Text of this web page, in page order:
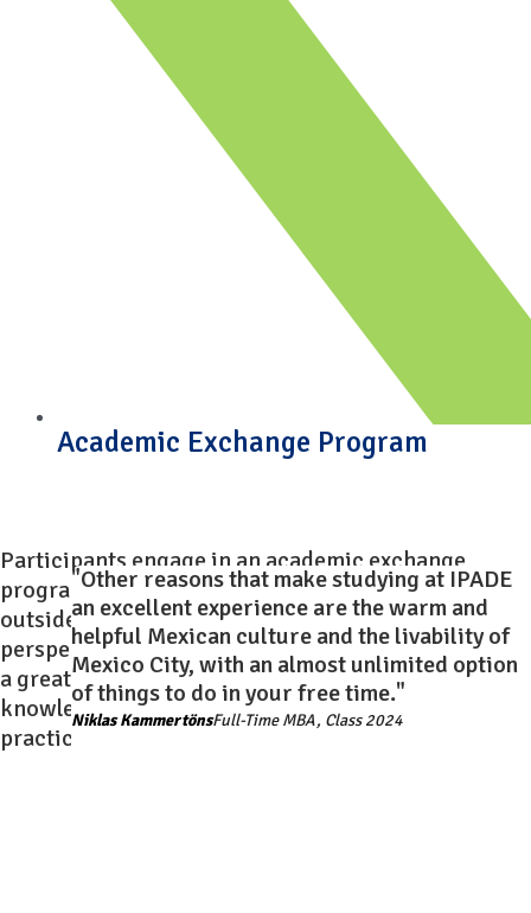
Academic Exchange Program
Participants engage in an academic exchange
program, during which they take part in studies
outside of Mexico in order to reinforce the global
perspective of the Full-Time MBA. This Exchange is
a great opportunity for participants to gain
knowledge of different cultures and business
practices in other parts of the world.
"Other reasons that make studying at IPADE
an excellent experience are the warm and
helpful Mexican culture and the livability of
Mexico City, with an almost unlimited option
of things to do in your free time."
Niklas KammertönsFull-Time MBA, Class 2024